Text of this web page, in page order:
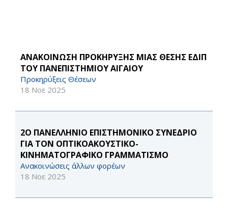
ΑΝΑΚΟΙΝΩΣΗ ΠΡΟΚΗΡΥΞΗΣ ΜΙΑΣ ΘΕΣΗΣ ΕΔΙΠ
ΤΟΥ ΠΑΝΕΠΙΣΤΗΜΙΟΥ ΑΙΓΑΙΟΥ
Προκηρύξεις Θέσεων
18 Νοε 2025
2Ο ΠΑΝΕΛΛΗΝΙΟ ΕΠΙΣΤΗΜΟΝΙΚΟ ΣΥΝΕΔΡΙΟ
ΓΙΑ ΤΟΝ ΟΠΤΙΚΟΑΚΟΥΣΤΙΚΟ-
ΚΙΝΗΜΑΤΟΓΡΑΦΙΚΟ ΓΡΑΜΜΑΤΙΣΜΟ
Ανακοινώσεις άλλων φορέων
18 Νοε 2025